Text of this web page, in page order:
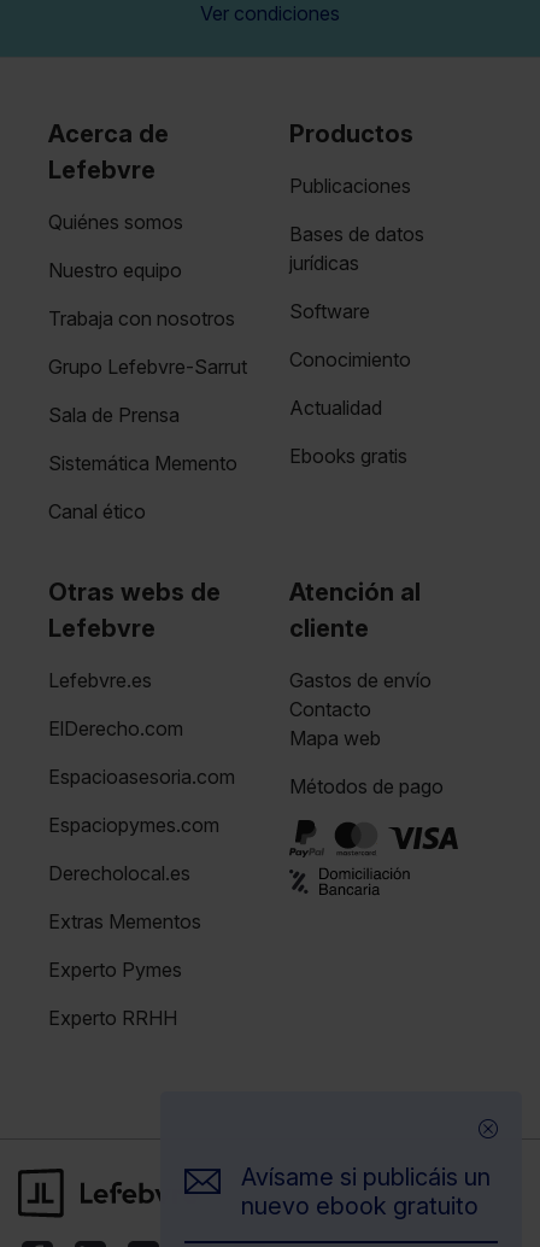
Ver condiciones
Acerca de
Lefebvre
Quiénes somos
Nuestro equipo
Trabaja con nosotros
Grupo Lefebvre-Sarrut
Sala de Prensa
Sistemática Memento
Canal ético
Productos
Publicaciones
Bases de datos
jurídicas
Software
Conocimiento
Actualidad
Ebooks gratis
Otras webs de
Lefebvre
Lefebvre.es
ElDerecho.com
Espacioasesoria.com
Espaciopymes.com
Derecholocal.es
Extras Mementos
Experto Pymes
Experto RRHH
Atención al
cliente
Gastos de envío
Contacto
Mapa web
Métodos de pago
Avísame si publicáis un
nuevo ebook gratuito